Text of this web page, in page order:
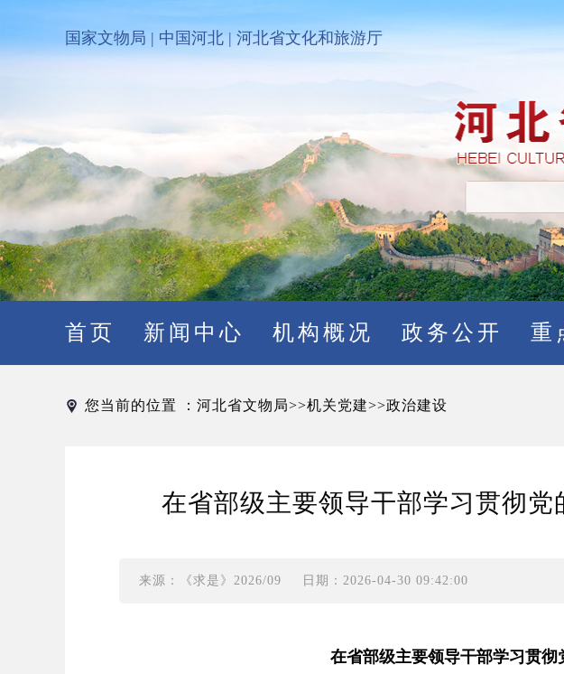
国家文物局 | 中国河北|河北省文化和旅游厅
首页 新闻中心 机构概况 政务公开 重
您当前的位置 ： 河北省文物局>>机关党建>>政治建设
在省部级主要领导干部学习贯彻
来源：《求是》2026/09 日期：2026-04-30 09:42:00
在省部级主要领导干部学习贯